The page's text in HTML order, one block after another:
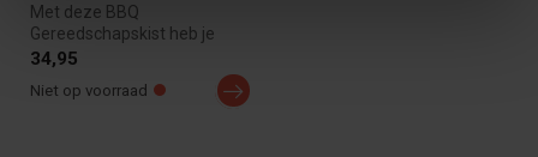
Met deze BBQ
Gereedschapskist heb je
alles bij de hand voor de
34,95
Niet op voorraad